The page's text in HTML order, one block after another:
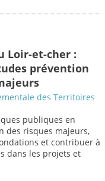
Loir-et-cher :
prévention
des Territoires
publiques en
des risques majeurs,
et contribuer à
dans les projets et